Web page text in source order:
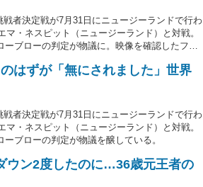
者決定戦が7月31日にニュージーランドで行わ
・ネスピット（ニュージーランド）と対戦。
ブローの判定が物議に。映像を確認したファ
はずが「無にされました」世界
者決定戦が7月31日にニュージーランドで行わ
・ネスピット（ニュージーランド）と対戦。
ブローの判定が物議を醸している。
ン2度したのに…36歳元王者の